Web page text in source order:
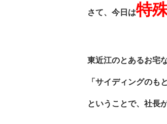
さて、今日は特
東近江のとあるお宅
「サイディングのも
ということで、社長